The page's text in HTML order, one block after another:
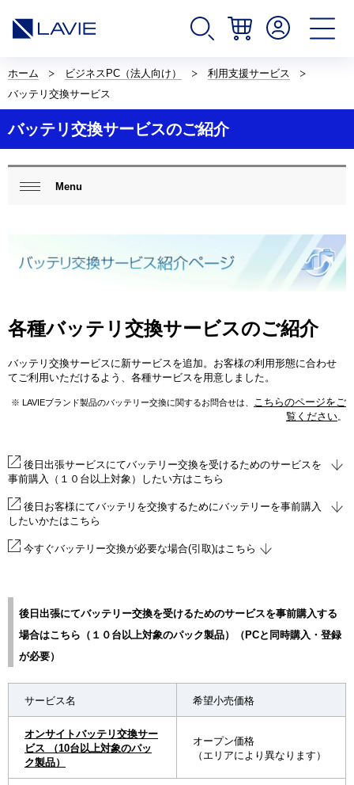
イ
内
現
ホーム ビジネスPC（法人向け）
利用支援サービス
バッテリ交換サービス
バッテリ交換サービスのご紹介
Menu
各種バッテリ交換サービスのご紹介
バッテリ交換サービスに新サービスを追加。お客様の利用形態に合わせ
てご利用いただけるよう、各種サービスを用意しました。
※ LAVIEブランド製品のバッテリー交換に関するお問合せは、 こちらのページをご
覧ください。
後日出張サービスにてバッテリー交換を受けるためのサービスを
事前購入（１０台以上対象）
したい方はこちら
後日お客様にてバッテリを交換するためにバッテリーを事前購入
したいかたはこちら
今すぐバッテリー交換が必要な場合(引取)はこちら
後日出張にてバッテリー交換を受けるためのサービスを事前購入する
場合はこちら（１０台以上対象のパック製品）（PCと同時購入・登録
が必要）
サービス名 希望小売価格
オンサイトバッテリ交換サー
ビス （10台以上対象のパッ
ク製品）
オープン価格
（エリアにより異なります）